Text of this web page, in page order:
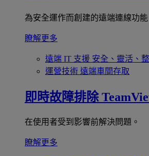
為安全運作而創建的遠端連線功能
瞭解更多
遠端 IT 支援 安全、靈活、
運營技術 遠端車間存取
即時故障排除
在使用者受到影響前解決問題。
瞭解更多